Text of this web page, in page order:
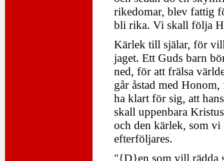
rikedomar, blev fattig
bli rika. Vi skall följa
Kärlek till själar, för
jaget. Ett Guds barn
ned, för att frälsa
går åstad med
ha klart för sig, att
skall uppenbara
och den kärlek, som
efterföljares.
"{D}en som vill rädda